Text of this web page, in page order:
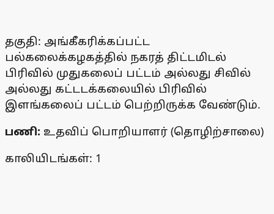
தகுதி: அங்கீகரிக்கப்பட்ட
பல்கலைக்கழகத்தில் நகரத் திட்டமிடல்
பிரிவில் முதுகலைப் பட்டம் அல்லது சிவில்
அல்லது கட்டடக்கலையில் பிரிவில்
இளங்கலைப் பட்டம் பெற்றிருக்க வேண்டும்.
பணி: உதவிப் பொறியாளர் (தொழிற்சாலை)
காலியிடங்கள்: 1